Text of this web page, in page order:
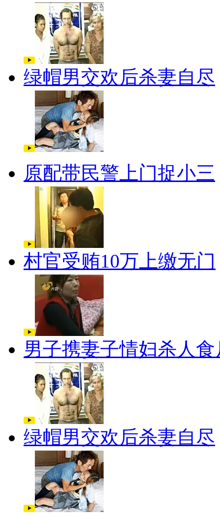
绿帽男交欢后杀妻自尽
原配带民警上门捉小三
村官受贿10万上缴无门
男子携妻子情妇杀人食
绿帽男交欢后杀妻自尽